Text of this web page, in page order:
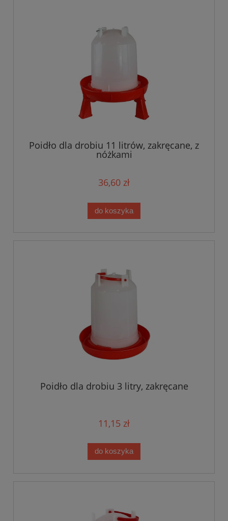
Poidło dla drobiu 11 litrów, zakręcane, z
nóżkami
36,60 zł
do koszyka
Poidło dla drobiu 3 litry, zakręcane
11,15 zł
do koszyka